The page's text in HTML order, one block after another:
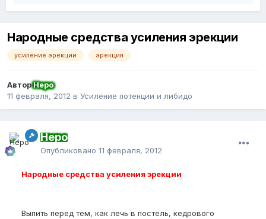
Народные средства усиления эрекции
усиление эрекции эрекция
АвторНеро
11 февраля, 2012 в Усиление потенции и либидо
Неро
Опубликовано 11 февраля, 2012
Народные средства усиления эрекции
Выпить перед тем, как лечь в постель, кедрового